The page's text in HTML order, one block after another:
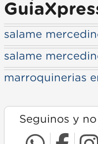
salame
salame
marroquinerias
Seguinos y